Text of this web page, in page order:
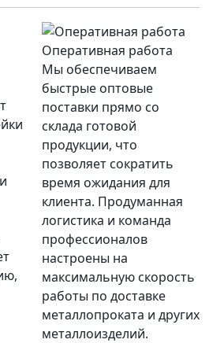
Оперативная работа
Мы обеспечиваем
быстрые оптовые
поставки прямо со
склада готовой
продукции, что
позволяет сократить
время ожидания для
клиента. Продуманная
логистика и команда
профессионалов
настроены на
максимальную скорость
работы по доставке
металлопроката и других
металлоизделий.